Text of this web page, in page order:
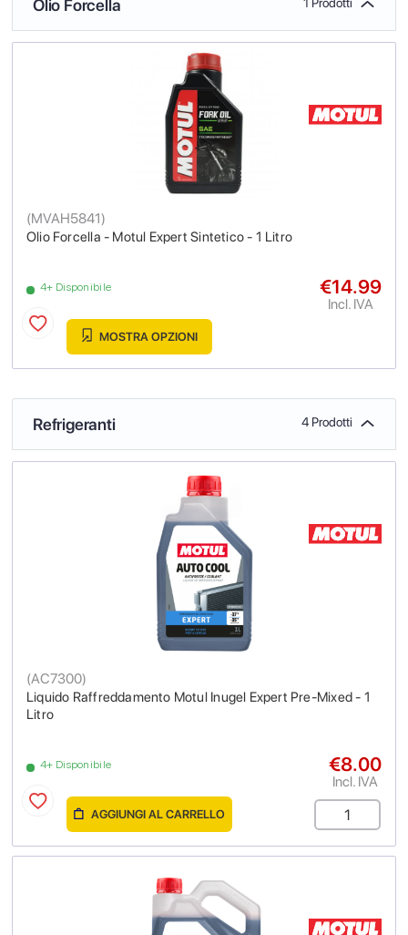
Olio Forcella
Olio Forcella - Motul Expert Sintetico - 1 Litro
(MVAH5841)
4+ Disponibile €14.99
Incl. IVA
MOSTRA OPZIONI
Refrigeranti 4 Prodotti
Liquido Raffreddamento Motul Inugel Expert Pre-Mixed - 1
Litro
(AC7300)
4+ Disponibile €8.00
Incl. IVA
AGGIUNGI AL CARRELLO